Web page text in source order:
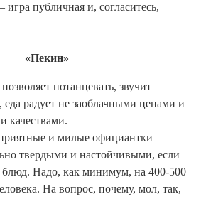
игра публичная и, согласитесь,
«Пекин»
потанцевать, звучит
еда радует не заоблачными ценами и
качествами.
и милые официантки
твердыми и настойчивыми, если
блюд. Надо, как минимум, на 400-500
На вопрос, почему, мол, так,